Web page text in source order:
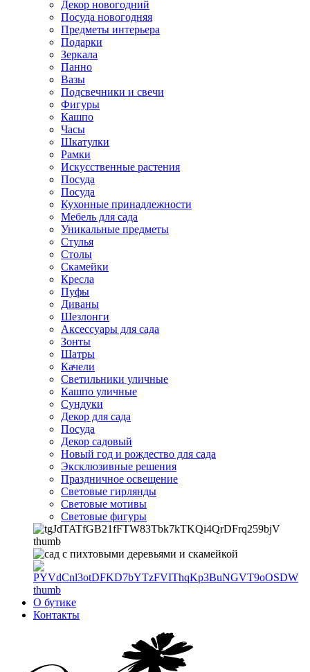
Декор новогодний
Посуда новогодняя
Предметы интерьера
Подарки
Зеркала
Панно
Вазы
Подсвечники и свечи
Фигуры
Кашпо
Часы
Шкатулки
Рамки
Искусственные растения
Посуда
Посуда
Кухонные принадлежности
Мебель для сада
Уникальные предметы
Стулья
Столы
Скамейки
Кресла
Пуфы
Диваны
Шезлонги
Аксессуары для сада
Зонты
Шатры
Качели
Cветильники уличные
Кашпо уличные
Сундуки
Декор для сада
Посуда
Декор садовый
Новый год и рождество для сада
Эксклюзивные решения
Праздничное освещение
Световые гирлянды
Световые мотивы
Световые фигуры
О бутике
Контакты